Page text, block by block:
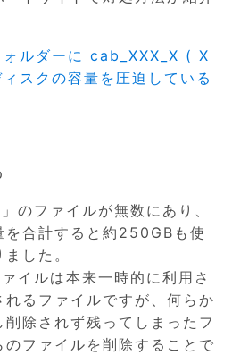
ルダーに cab_XXX_X ( X
スクの容量を圧迫している
のファイルが無数にあり、
を合計すると約250GBも使
した。
イルは本来一時的に利用さ
るファイルですが、何らか
除されず残ってしまったフ
のファイルを削除することで